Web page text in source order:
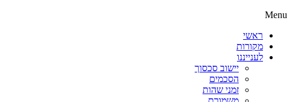
Menu
ראשי
מקורות
לענייננו
יישוב סכסוך
הסכמים
זמני שהות